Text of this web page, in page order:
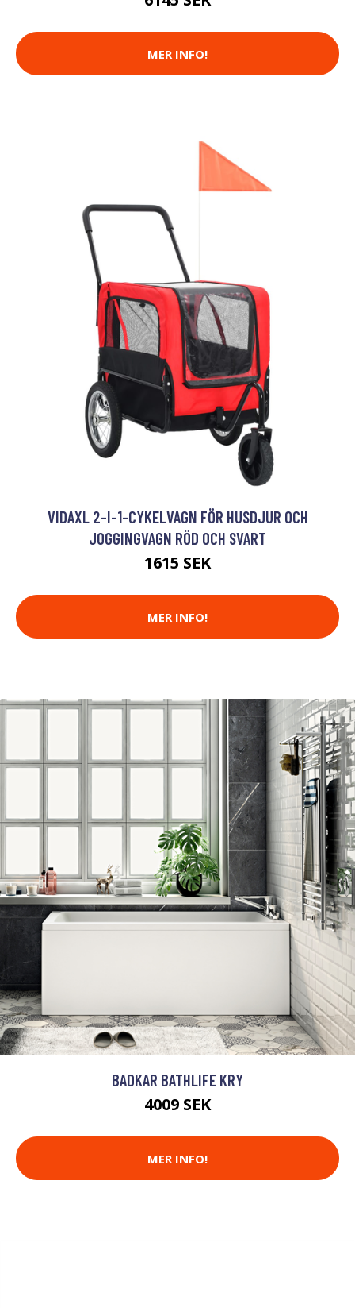
MER INFO!
VIDAXL 2-I-1-CYKELVAGN FÖR HUSDJUR OCH
JOGGINGVAGN RÖD OCH SVART
1615 SEK
MER INFO!
BADKAR BATHLIFE KRY
4009 SEK
MER INFO!